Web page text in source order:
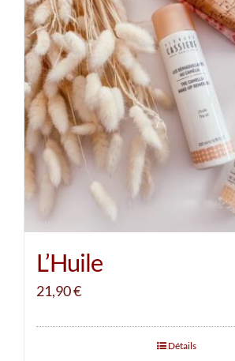
L’Huile
21,90€
Détails